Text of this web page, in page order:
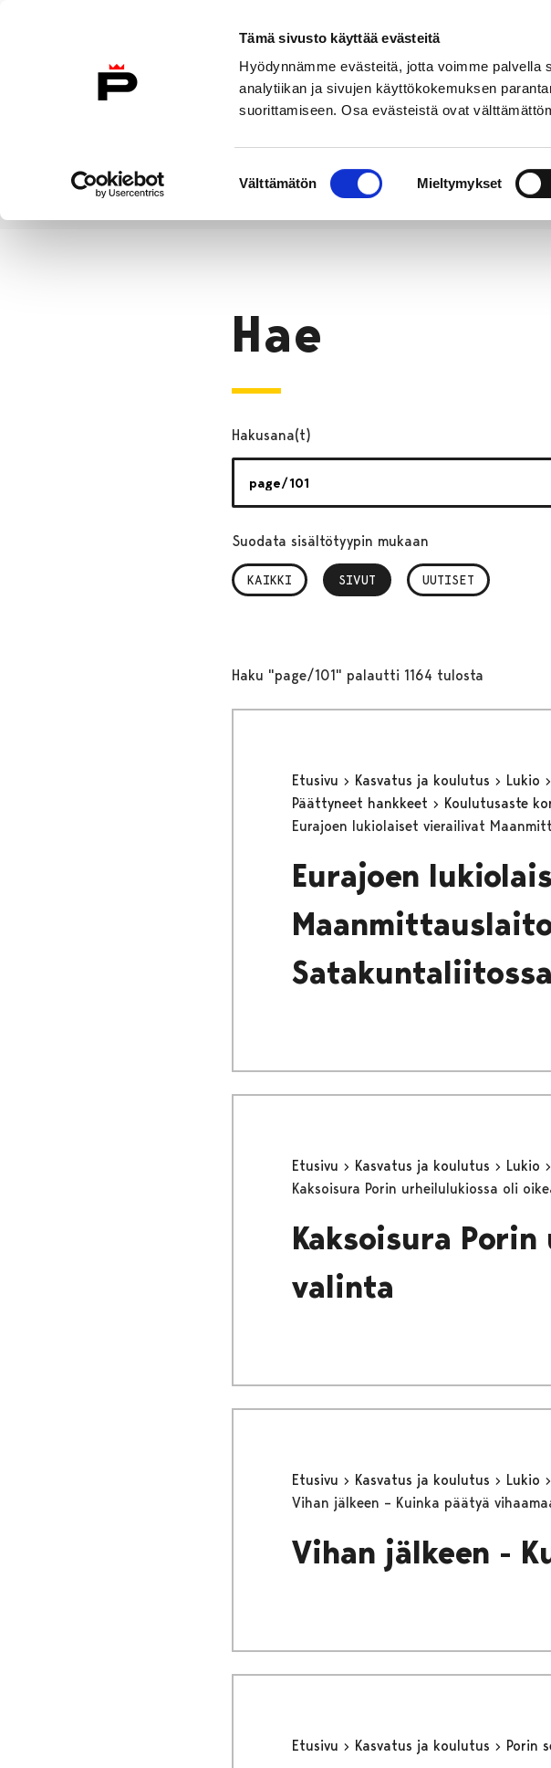
Tämä sivusto käyttää evästeitä
Hyödynnämme evästeitä, jotta voimme
analytiikan ja sivujen käyttökokemuksen
suorittamiseen. Osa evästeistä ovat
valinta
Välttämätön Mieltymykset
Etusivulle
Etusivu
Hae
Hakusana(t)
Suodata sisältötyypin mukaan
KAIKKI SIVUT
, VALITTU UUTISET
Haku "page/101" palautti 1164 tulosta
Etusivu Kasvatus ja koulutus Lukio
Päättyneet hankkeet
Koulutusaste
Eurajoen lukiolaiset vierailivat
Eurajoen
Satakuntaliitossa
Etusivu Kasvatus ja koulutus Lukio
Kaksoisura Porin urheilulukiossa oli
Kaksoisura
valinta
Etusivu Kasvatus ja koulutus Lukio
Vihan jälkeen – Kuinka päätyä
Vihan jälkeen -
Etusivu Kasvatus ja koulutus Porin